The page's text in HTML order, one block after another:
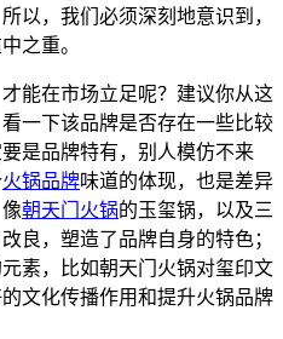
以，我们必须深刻地意识到，
之重。
能在市场立足呢？建议你从这
一下该品牌是否存在一些比较
是品牌特有，别人模仿不来
火锅品牌味道的体现，也是差异
朝天门火锅的玉玺锅，以及三
良，塑造了品牌自身的特色；
素，比如朝天门火锅对玺印文
文化传播作用和提升火锅品牌